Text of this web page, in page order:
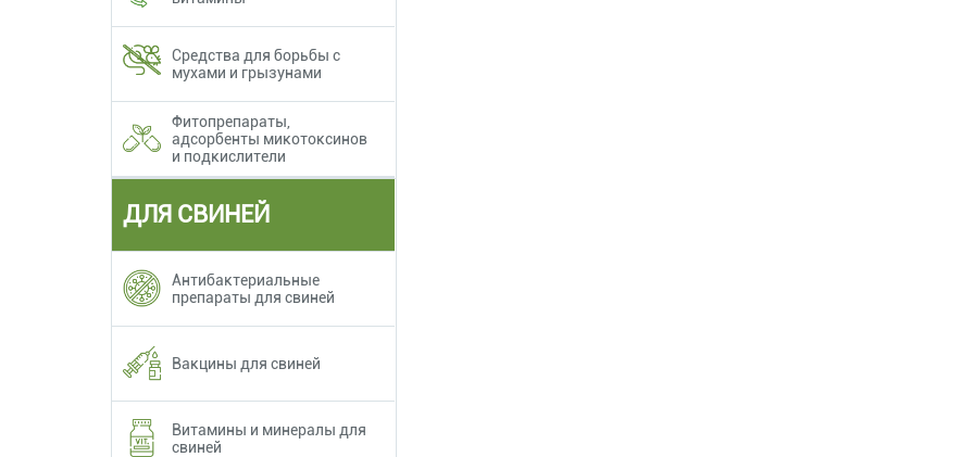
Средства для борьбы с
мухами и грызунами
Фитопрепараты,
адсорбенты микотоксинов
и подкислители
ДЛЯ СВИНЕЙ
Антибактериальные
препараты для свиней
Вакцины для свиней
Витамины и минералы для
свиней